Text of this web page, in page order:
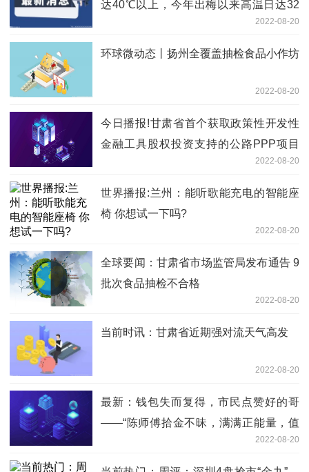
达40℃以上，今年出梅以来高温日达32
2022-08-20
环球微动态丨扬州全覆盖抽检食品小作坊
2022-08-20
今日播报!甘肃省首个获取政策性开发性
金融工具股权投资支持的公路PPP项目
2022-08-20
世界播报:兰州：能听歌能充电的智能座
椅 你想试一下吗?
2022-08-20
全球要闻：甘肃省市场监管局发布通告 9
批次食品抽检不合格
2022-08-20
当前时讯：甘肃省近期强对流天气高发
2022-08-20
最新：钱包失而复得，市民点赞好的哥
——“陈师傅拾金不昧，满满正能量，值
2022-08-20